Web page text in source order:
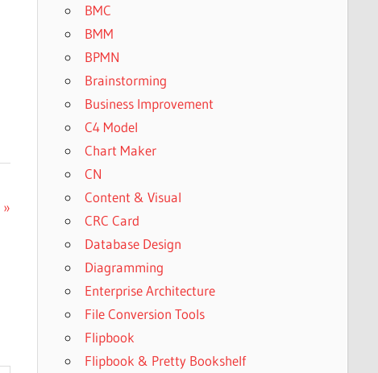
BMC
BMM
BPMN
Brainstorming
Business Improvement
C4 Model
Chart Maker
CN
Content & Visual
CRC Card
Database Design
Diagramming
Enterprise Architecture
File Conversion Tools
Flipbook
Flipbook & Pretty Bookshelf